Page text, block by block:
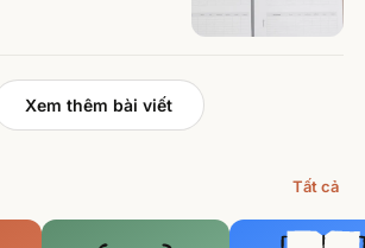
Xem thêm bài viết
Tất cả